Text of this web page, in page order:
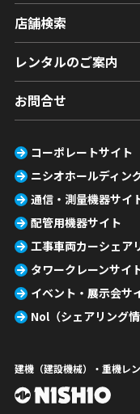
店舗検索
レンタルのご案内
お問合せ
コーポレートサイト
ニシオホールディン
通信・測量機器サイ
配管用機器サイト
工事車両カーシェア
タワークレーンサイ
イベント・展示会サ
Nol（シェアリング情
建機（建設機械）・重機レ